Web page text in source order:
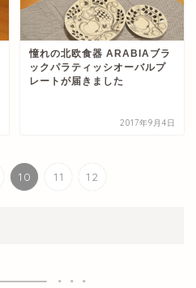
憧れの北欧食器 ARABIAブラ
ックパラティッシオーバルプ
レートが届きました
2017年9月4日
10 11 12